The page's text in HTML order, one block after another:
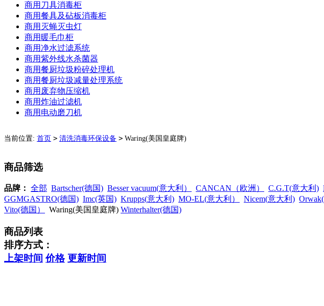
商用刀具消毒柜
商用餐具及砧板消毒柜
商用灭蝇灭虫灯
商用暖毛巾柜
商用净水过滤系统
商用紫外线水杀菌器
商用餐厨垃圾粉碎处理机
商用餐厨垃圾减量处理系统
商用废弃物压缩机
商用炸油过滤机
商用电动磨刀机
当前位置: 首页 > 清洗消毒环保设备 > Waring(美国皇庭牌)
商品筛选
品牌： 全部 Bartscher(德国) Besser vacuum(意大利） CANCAN（欧洲） C.G.T(意大利)
GGMGASTRO(德国) Imc(英国) Krupps(意大利) MO-EL(意大利） Nicem(意大利)
Vito(德国）
Waring(美国皇庭牌) Winterhalter(德国)
商品列表
排序方式：
上架时间 价格 更新时间